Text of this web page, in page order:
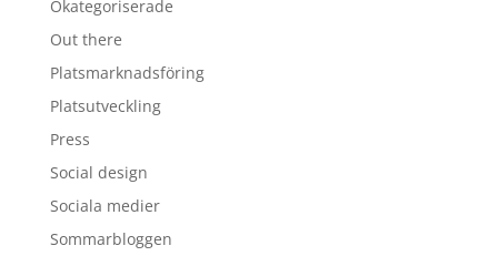
Okategoriserade
Out there
Platsmarknadsföring
Platsutveckling
Press
Social design
Sociala medier
Sommarbloggen